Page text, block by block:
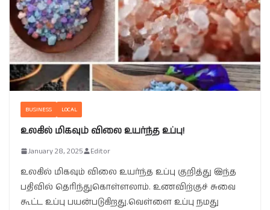
BUSINESS LOCAL
உலகில் மிகவும் விலை உயர்ந்த உப்பு!
January 28, 2025 Editor
உலகில் மிகவும் விலை உயர்ந்த உப்பு குறித்து இந்த
பதிவில் தெரிந்துகொள்ளலாம். உணவிற்குச் சுவை
கூட்ட உப்பு பயன்படுகிறது.வெள்ளை உப்பு நமது